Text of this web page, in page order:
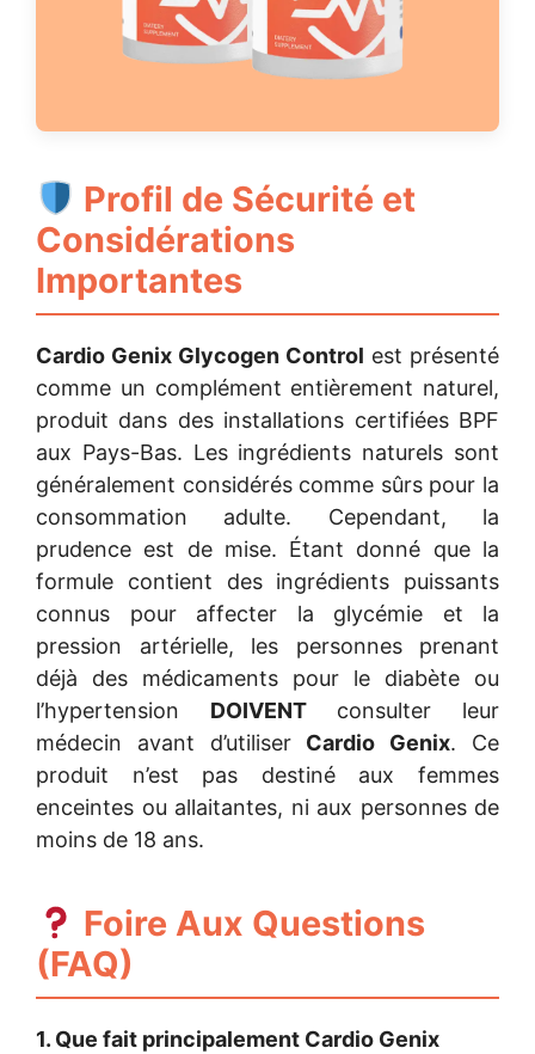
Profil de Sécurité et
Considérations
Importantes
Cardio Genix Glycogen Control est présenté
comme un complément entièrement naturel,
produit dans des installations certifiées BPF
aux Pays-Bas. Les ingrédients naturels sont
généralement considérés comme sûrs pour la
consommation adulte. Cependant, la
prudence est de mise. Étant donné que la
formule contient des ingrédients puissants
connus pour affecter la glycémie et la
pression artérielle, les personnes prenant
déjà des médicaments pour le diabète ou
l’hypertension DOIVENTconsulter leur
médecin avant d’utiliser Cardio Genix. Ce
produit n’est pas destiné aux femmes
enceintes ou allaitantes, ni aux personnes de
moins de 18 ans.
Foire Aux Questions
(FAQ)
1. Que fait principalement Cardio Genix